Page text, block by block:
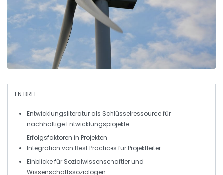
EN BREF
Entwicklungsliteratur als Schlüsselressource für
nachhaltige Entwicklungsprojekte
Erfolgsfaktoren in Projekten
Integration von Best Practices für Projektleiter
Einblicke für Sozialwissenschaftlerund
Wissenschaftssoziologen